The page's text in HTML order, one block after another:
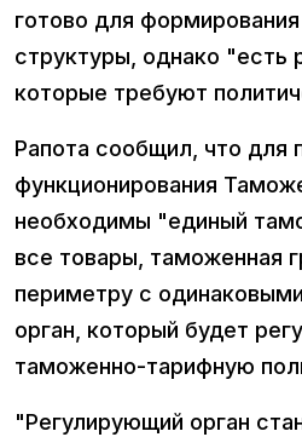
готово для
структуры, однако "есть
которые требуют
Рапота сообщил, что для
функционирования
необходимы "единый
все товары, таможенная
периметру с
орган, который будет
таможенно-тарифную
"Регулирующий орган